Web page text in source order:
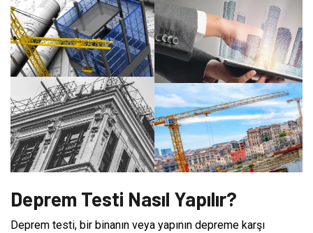
Deprem Testi Nasıl Yapılır?
Deprem testi, bir binanın veya yapının depreme karşı